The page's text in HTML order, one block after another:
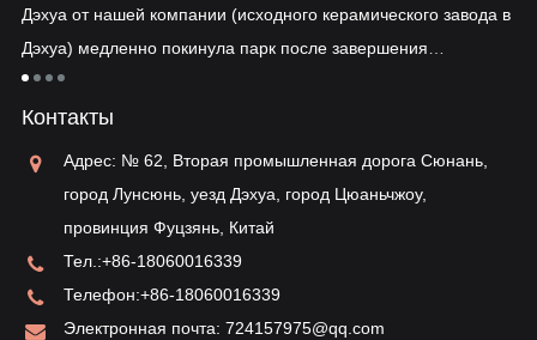
Дэхуа от нашей компании (исходного керамического завода в
Дэхуа) медленно покинула парк после завершения
таможенного оформления...
Контакты
Адрес: № 62, Вторая промышленная дорога Сюнань,
город Лунсюнь, уезд Дэхуа, город Цюаньчжоу,
провинция Фуцзянь, Китай
Тел.:+86-18060016339
Телефон:+86-18060016339
Электронная почта: 724157975@qq.com